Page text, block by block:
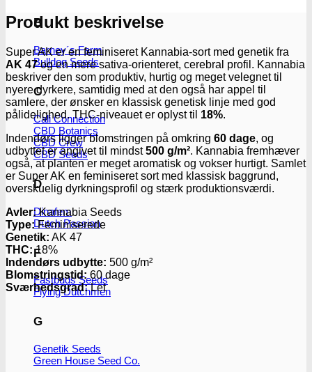
B
Barney´s Farm
Bulldog Seeds
C
Cali Connection
CBD Botanics
CBD Crew
CBD Seeds
D
Dinafem
Dutch Passion
F
Fastbuds Seeds
Flying Dutchmen
G
Genetik Seeds
Green House Seed Co.
Produkt beskrivelse
Super AK er en feminiseret Kannabia-sort med genetik fra
AK 47og en mere sativa-orienteret, cerebral profil. Kannabia
beskriver den som produktiv, hurtig og meget velegnet til
nyere dyrkere, samtidig med at den også har appel til
samlere, der ønsker en klassisk genetisk linje med god
pålidelighed. THC-niveauet er oplyst til 18%.
Indendørs ligger blomstringen på omkring 60 dage, og
udbyttet er angivet til mindst500 g/m². Kannabia fremhæver
også, at planten er meget aromatisk og vokser hurtigt. Samlet
er Super AK en feminiseret sort med klassisk baggrund,
overskuelig dyrkningsprofil og stærk produktionsværdi.
Avler:Kannabia Seeds
Type:Feminiserede
Genetik: AK 47
THC:18%
Indendørs udbytte: 500 g/m²
Blomstringstid: 60 dage
Sværhedsgrad:Let